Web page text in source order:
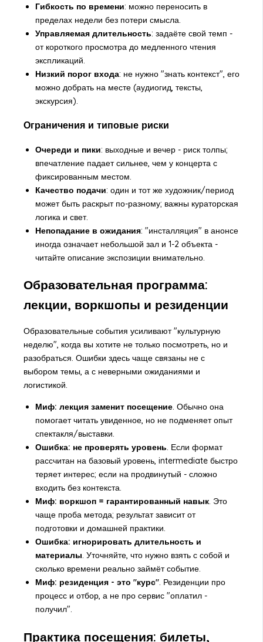
Гибкость по времени: можно переносить в
пределах недели без потери смысла.
Управляемая длительность: задаёте свой темп -
от короткого просмотра до медленного чтения
экспликаций.
Низкий порог входа: не нужно "знать контекст", его
можно добрать на месте (аудиогид, тексты,
экскурсия).
Ограничения и типовые риски
Очереди и пики: выходные и вечер - риск толпы;
впечатление падает сильнее, чем у концерта с
фиксированным местом.
Качество подачи: один и тот же художник/период
может быть раскрыт по-разному; важны кураторская
логика и свет.
Непопадание в ожидания: "инсталляция" в анонсе
иногда означает небольшой зал и 1-2 объекта -
читайте описание экспозиции внимательно.
Образовательная программа:
лекции, воркшопы и резиденции
Образовательные события усиливают "культурную
неделю", когда вы хотите не только посмотреть, но и
разобраться. Ошибки здесь чаще связаны не с
выбором темы, а с неверными ожиданиями и
логистикой.
Миф: лекция заменит посещение. Обычно она
помогает читать увиденное, но не подменяет опыт
спектакля/выставки.
Ошибка: не проверять уровень. Если формат
рассчитан на базовый уровень, intermediate быстро
теряет интерес; если на продвинутый - сложно
входить без контекста.
Миф: воркшоп = гарантированный навык. Это
чаще проба метода; результат зависит от
подготовки и домашней практики.
Ошибка: игнорировать длительность и
материалы. Уточняйте, что нужно взять с собой и
сколько времени реально займёт событие.
Миф: резиденция - это "курс". Резиденции про
процесс и отбор, а не про сервис "оплатил -
получил".
Практика посещения: билеты,